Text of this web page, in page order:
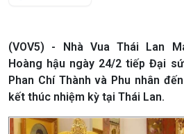
(VOV5) - Nhà Vua Thái Lan
Hoàng hậu ngày 24/2 tiếp Đại
Phan Chí Thành và Phu nhân
kết thúc nhiệm kỳ tại Thái Lan.